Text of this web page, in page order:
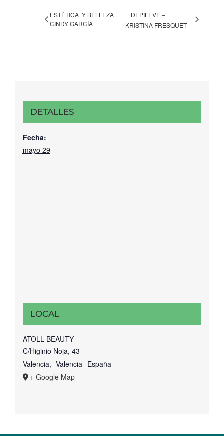
ESTÉTICA Y BELLEZA
CINDY GARCÍA
DEPILÈVE –
KRISTINA FRESQUET
DETALLES
Fecha:
mayo 29
LOCAL
ATOLL BEAUTY
C/Higinio Noja, 43
Valencia, Valencia España
+ Google Map